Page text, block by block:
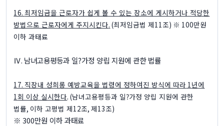
16.최저임금을 근로자가 쉽게 볼 수 있는 장소에 게시하거나 적당한
방법으로 근로자에게 주지시킨다. (최저임금법 제11 조) ※ 100만원
이하 과태료
Ⅳ. 남녀고용평등과 일?가정 양립 지원에 관한 법률
17. 직장내 성희롱 예방교육을 법령에 정하여진 방식에 따라 1 년에
1회 이상 실시한다. (남녀고용평등과 일?가정 양립 지원에 관한
법률, 이하 고평법 제12조,제13조)
※ 300만원 이하 과태료